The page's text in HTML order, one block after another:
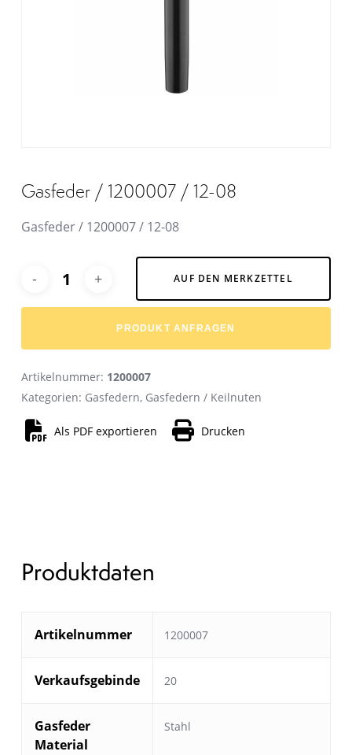
Gasfeder / 1200007 / 12-08
Gasfeder / 1200007 / 12-08
AUF DEN MERKZETTEL
PRODUKT ANFRAGEN
Artikelnummer: 1200007
Kategorien: Gasfedern, Gasfedern / Keilnuten
Als PDF exportieren Drucken
Produktdaten
Artikelnummer 1200007
Verkaufsgebinde 20
Gasfeder
Material
Stahl